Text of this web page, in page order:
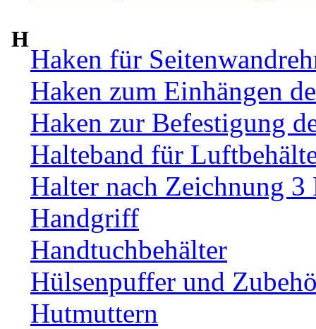
H
Haken für
Haken zum Einhängen
Haken zur Befestigung
Halteband für
Halter nach Zeichnung
Handgriff
Handtuchbehälter
Hülsenpuffer und
Hutmuttern